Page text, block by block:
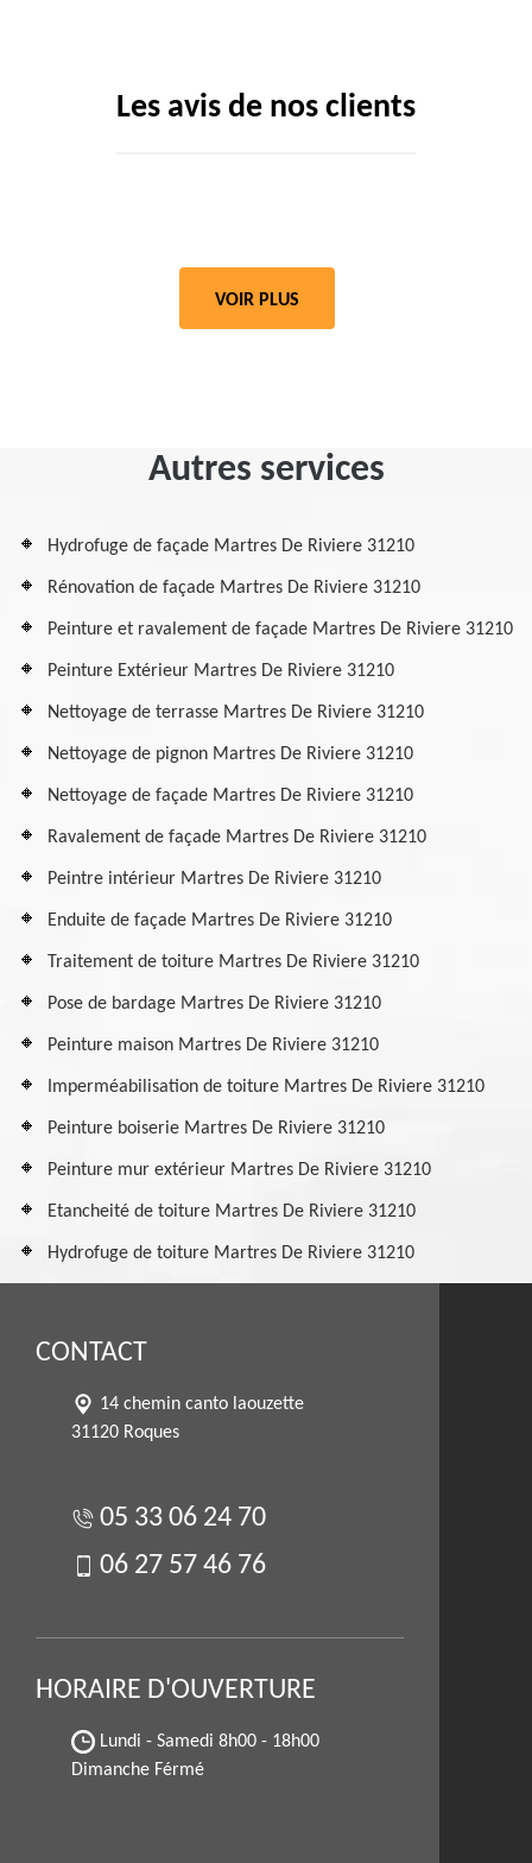
Les avis de nos clients
VOIR PLUS
Autres services
Hydrofuge de façade Martres De Riviere 31210
Rénovation de façade Martres De Riviere 31210
Peinture et ravalement de façade Martres De Riviere 31210
Peinture Extérieur Martres De Riviere 31210
Nettoyage de terrasse Martres De Riviere 31210
Nettoyage de pignon Martres De Riviere 31210
Nettoyage de façade Martres De Riviere 31210
Ravalement de façade Martres De Riviere 31210
Peintre intérieur Martres De Riviere 31210
Enduite de façade Martres De Riviere 31210
Traitement de toiture Martres De Riviere 31210
Pose de bardage Martres De Riviere 31210
Peinture maison Martres De Riviere 31210
Imperméabilisation de toiture Martres De Riviere 31210
Peinture boiserie Martres De Riviere 31210
Peinture mur extérieur Martres De Riviere 31210
Etancheité de toiture Martres De Riviere 31210
Hydrofuge de toiture Martres De Riviere 31210
CONTACT
14 chemin canto laouzette
31120 Roques
05 33 06 24 70
06 27 57 46 76
HORAIRE D'OUVERTURE
Lundi - Samedi 8h00 - 18h00
Dimanche Férmé